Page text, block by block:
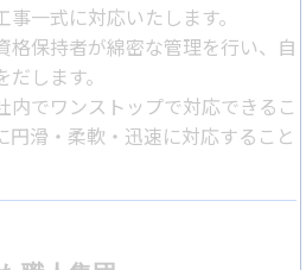
一式に対応いたします。
格保持者が綿密な管理を行い、自
します。
内でワンストップで対応できるこ
円滑・柔軟・迅速に対応すること